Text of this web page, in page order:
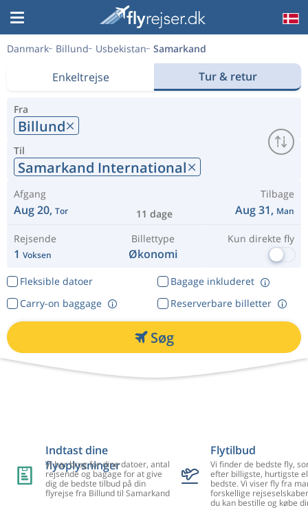
Danmark Billund Usbekistan Samarkand
Enkeltrejse Tur & retur
Fra
Billund
Til
Samarkand International
Afgang
Aug 20, Tor 11 dage
Tilbage
Aug 31, Man
Rejsende
1 Voksen
Billettype
Økonomi
Kun direkte fly
Fleksible datoer
Bagage inkluderet
Reserverbare billetter
Carry-on baggage
Søg
Indtast dine
flyoplysninger
Vi har brug for dine datoer, antal
rejsende og bagage for at give
dig de bedste tilbud på din
flyrejse fra Billund til Samarkand
Flytilbud
Vi finder de bedste fly,
efter billigste, hurtigste
bedste. Vi viser fly fra
forskellige
du kan bestille og købe